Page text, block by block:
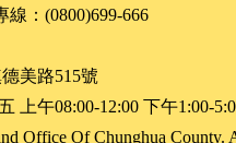
線：(0800)699-666
美路515號
上午08:00-12:00 下午1:00-
Office Of Chunghua County.